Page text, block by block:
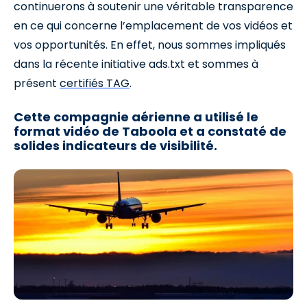
continuerons à soutenir une véritable transparence
en ce qui concerne l’emplacement de vos vidéos et
vos opportunités. En effet, nous sommes impliqués
dans la récente initiative ads.txt et sommes à
présent certifiés TAG.
Cette compagnie aérienne a utilisé le
format vidéo de Taboola et a constaté de
solides indicateurs de visibilité.